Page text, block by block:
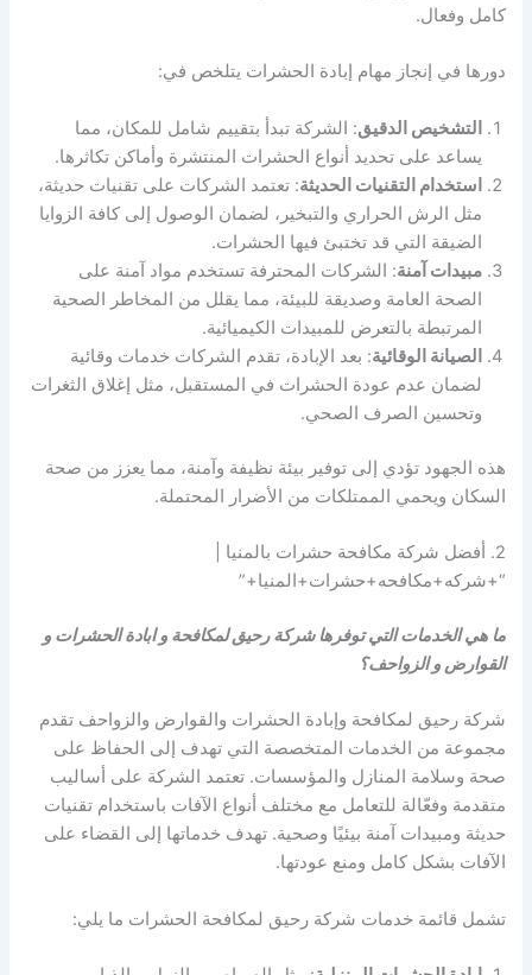
كامل وفعال.
دورها في إنجاز مهام إبادة الحشرات يتلخص في:
التشخيص الدقيق: الشركة تبدأ بتقييم شامل للمكان، مما
يساعد على تحديد أنواع الحشرات المنتشرة وأماكن تكاثرها.
استخدام التقنيات الحديثة: تعتمد الشركات على تقنيات حديثة،
مثل الرش الحراري والتبخير، لضمان الوصول إلى كافة الزوايا
الضيقة التي قد تختبئ فيها الحشرات.
مبيدات آمنة: الشركات المحترفة تستخدم مواد آمنة على
الصحة العامة وصديقة للبيئة، مما يقلل من المخاطر الصحية
المرتبطة بالتعرض للمبيدات الكيميائية.
الصيانة الوقائية: بعد الإبادة، تقدم الشركات خدمات وقائية
لضمان عدم عودة الحشرات في المستقبل، مثل إغلاق الثغرات
وتحسين الصرف الصحي.
هذه الجهود تؤدي إلى توفير بيئة نظيفة وآمنة، مما يعزز من صحة
السكان ويحمي الممتلكات من الأضرار المحتملة.
2. أفضل شركة مكافحة حشرات بالمنيا |
“+شركه+مكافحه+حشرات+المنيا+”
ما هي الخدمات التي توفرها شركة رحيق لمكافحة و ابادة الحشرات و
القوارض و الزواحف؟
شركة رحيق لمكافحة وإبادة الحشرات والقوارض والزواحف تقدم
مجموعة من الخدمات المتخصصة التي تهدف إلى الحفاظ على
صحة وسلامة المنازل والمؤسسات. تعتمد الشركة على أساليب
متقدمة وفعّالة للتعامل مع مختلف أنواع الآفات باستخدام تقنيات
حديثة ومبيدات آمنة بيئيًا وصحية. تهدف خدماتها إلى القضاء على
الآفات بشكل كامل ومنع عودتها.
تشمل قائمة خدمات شركة رحيق لمكافحة الحشرات ما يلي: